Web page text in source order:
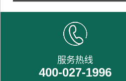
服务热线
400-027-1996